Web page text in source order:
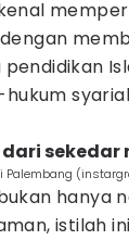
sekedar
hanya
istilah